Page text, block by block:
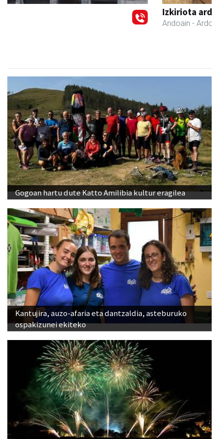
Gogoan hartu dute Katto Amilibia kultur eragilea
Kantujira, auzo-afaria eta dantzaldia, asteburuko
ospakizunei ekiteko